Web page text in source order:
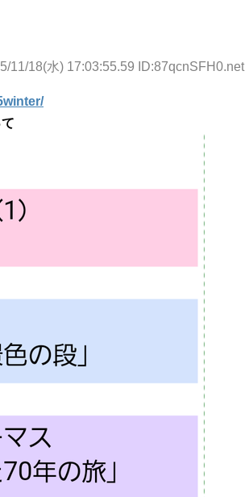
11/18(水) 17:03:55.59 ID:87qcnSFH0.net